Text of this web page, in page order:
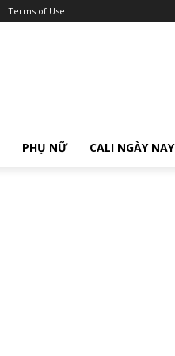
Terms of Use
PHỤ NỮ CALI NGÀY NAY